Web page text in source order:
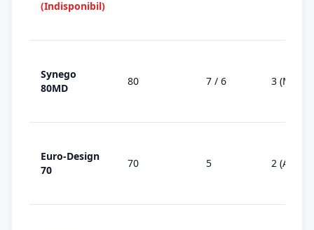
(Indisponibil)
Synego
80MD
80 7 / 6 3 (MD)
Euro-Design
70
70 5 2 (AD)